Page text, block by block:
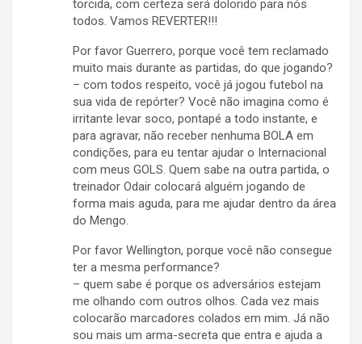
torcida, com certeza será dolorido para nós
todos. Vamos REVERTER!!!
Por favor Guerrero, porque você tem reclamado
muito mais durante as partidas, do que jogando?
– com todos respeito, você já jogou futebol na
sua vida de repórter? Você não imagina como é
irritante levar soco, pontapé a todo instante, e
para agravar, não receber nenhuma BOLA em
condições, para eu tentar ajudar o Internacional
com meus GOLS. Quem sabe na outra partida, o
treinador Odair colocará alguém jogando de
forma mais aguda, para me ajudar dentro da área
do Mengo.
Por favor Wellington, porque você não consegue
ter a mesma performance?
– quem sabe é porque os adversários estejam
me olhando com outros olhos. Cada vez mais
colocarão marcadores colados em mim. Já não
sou mais um arma-secreta que entra e ajuda a